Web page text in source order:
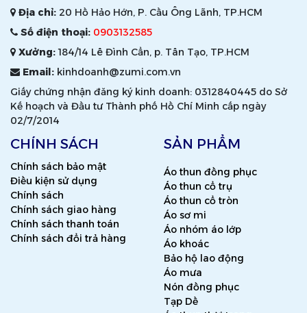
Địa chỉ: 20 Hồ Hảo Hớn, P. Cầu Ông Lãnh, TP.HCM
Số điện thoại: 0903132585
Xưởng:184/14 Lê Đình Cẩn, p. Tân Tạo, TP.HCM
Email: kinhdoanh@zumi.com.vn
Giấy chứng nhận đăng ký kinh doanh: 0312840445 do Sở
Kế hoạch và Đầu tư Thành phố Hồ Chí Minh cấp ngày
02/7/2014
CHÍNH SÁCH
Chính sách bảo mật
Điều kiện sử dụng
Chính sách
Chính sách giao hàng
Chính sách thanh toán
Chính sách đổi trả hàng
SẢN PHẨM
Áo thun đồng phục
Áo thun cổ trụ
Áo thun cổ tròn
Áo sơ mi
Áo nhóm áo lớp
Áo khoác
Bảo hộ lao động
Áo mưa
Nón đồng phục
Tạp Dề